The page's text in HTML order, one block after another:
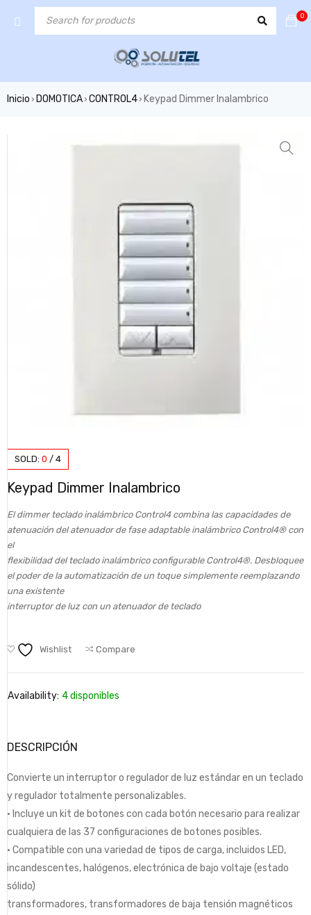
0
Inicio › DOMOTICA› CONTROL4› Keypad Dimmer Inalambrico
SOLD: 0 / 4
Keypad Dimmer Inalambrico
El dimmer teclado inalámbrico Control4 combina las capacidades de
atenuación del atenuador de fase adaptable inalámbrico Control4® con
el
flexibilidad del teclado inalámbrico configurable Control4®. Desbloquee
el poder de la automatización de un toque simplemente reemplazando
una existente
interruptor de luz con un atenuador de teclado
Wishlist Compare
Availability: 4 disponibles
DESCRIPCIÓN
Convierte un interruptor o regulador de luz estándar en un teclado
y regulador totalmente personalizables.
• Incluye un kit de botones con cada botón necesario para realizar
cualquiera de las 37 configuraciones de botones posibles.
• Compatible con una variedad de tipos de carga, incluidos LED,
incandescentes, halógenos, electrónica de bajo voltaje (estado
sólido)
transformadores, transformadores de baja tensión magnéticos